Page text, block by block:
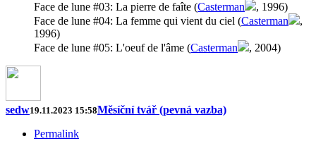
Face de lune #03: La pierre de faîte (Casterman
, 1996)
Face de lune #04: La femme qui vient du ciel (Casterman
,
1996)
Face de lune #05: L'oeuf de l'âme (Casterman , 2004)
sedw19.11.2023 15:58Měsíční tvář (pevná vazba)
Permalink